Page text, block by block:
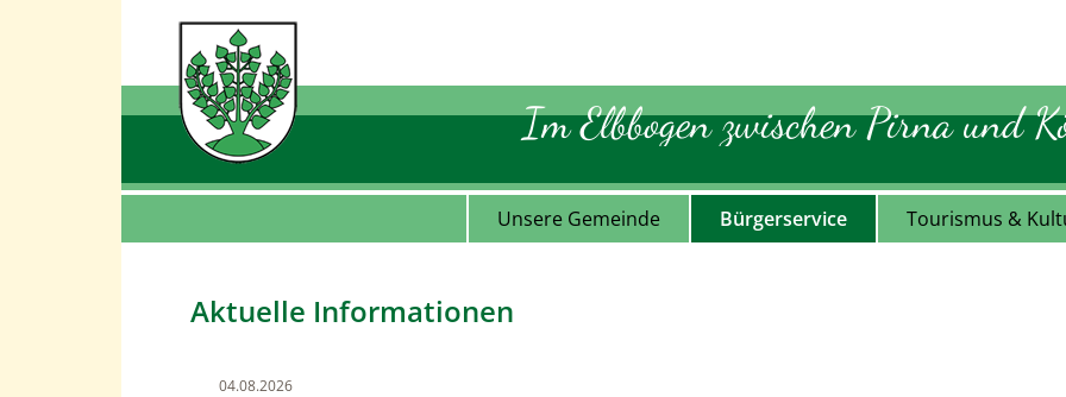
Im Elbbogen zwischen Pirna und
Unsere Gemeinde Bürgerservice Tourismus &
Aktuelle Informationen
04.08.2026